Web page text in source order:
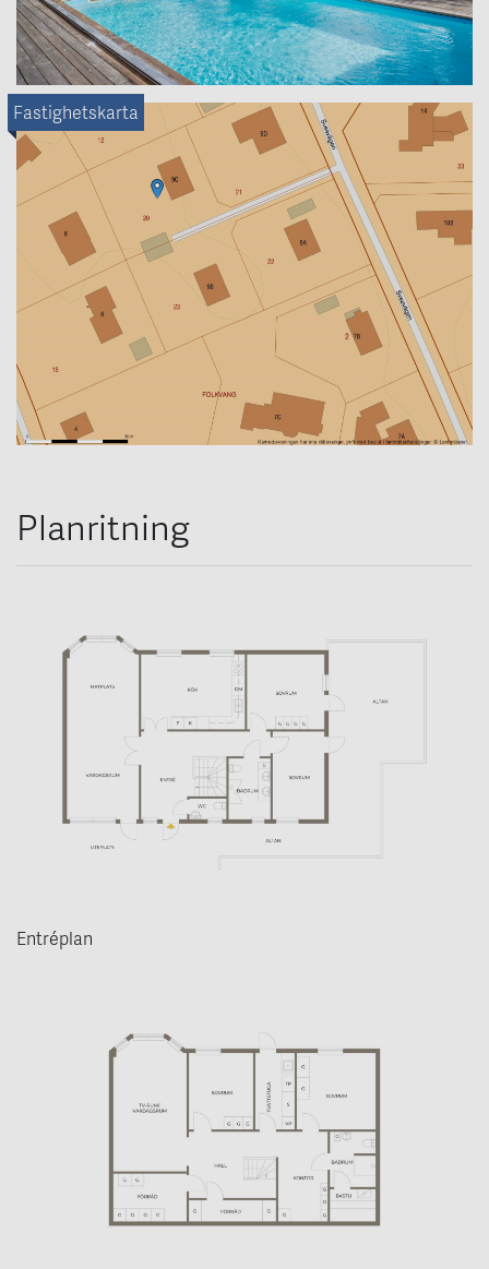
Fastighetskarta
Planritning
Entréplan